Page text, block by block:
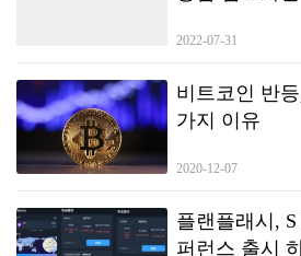
는 것입니다.수많은 NFT, GameFI 개발팀, 예
자입니다. 전리품과 베어브릭 공원 소셜미디
동 창업자 돔 호프만의 NFT 프로젝트’ Loot: for
에 4 천 6 백만 달러의 매출과 1 억 8 천만 달러
한 뒤 NFT 는 상향식 구축을 시작했다. Loot
에 보유자는 자유로울 수 있다 Bearbrick Park
습니다. Bearbrick Park와 Loot의 조합은 더 자
간입니다. 조합성은 그 중 하나입니다. 하이라
2022-07-31
비트코인 반
가지 이유
2020-12-07
플랜플래시,
퍼런스 출시